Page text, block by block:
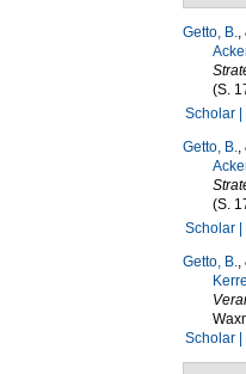
Getto, B.,
(S.
Scholar |
Getto, B.,
(S.
Scholar |
Getto, B.,
Scholar |